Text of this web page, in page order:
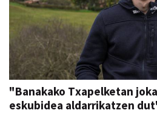
"Banakako Txapelketan
eskubidea aldarrikatzen